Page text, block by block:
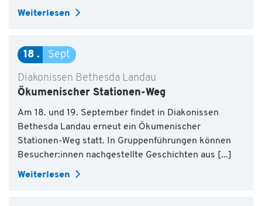
Weiterlesen
18 Sept
Diakonissen Bethesda Landau
Ökumenischer Stationen-Weg
Am 18. und 19. September findet in Diakonissen
Bethesda Landau erneut ein Ökumenischer
Stationen-Weg statt. In Gruppenführungen können
Besucher:innen nachgestellte Geschichten aus [...]
Weiterlesen